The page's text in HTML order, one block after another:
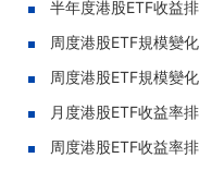
半年度港股ETF收益
周度港股ETF規模變
周度港股ETF規模變
月度港股ETF收益率
周度港股ETF收益率